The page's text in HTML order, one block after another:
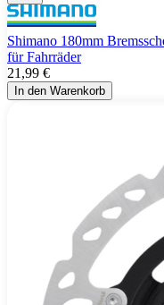
Shimano 180mm
für Fahrräder
21,99 €
In den Warenkorb